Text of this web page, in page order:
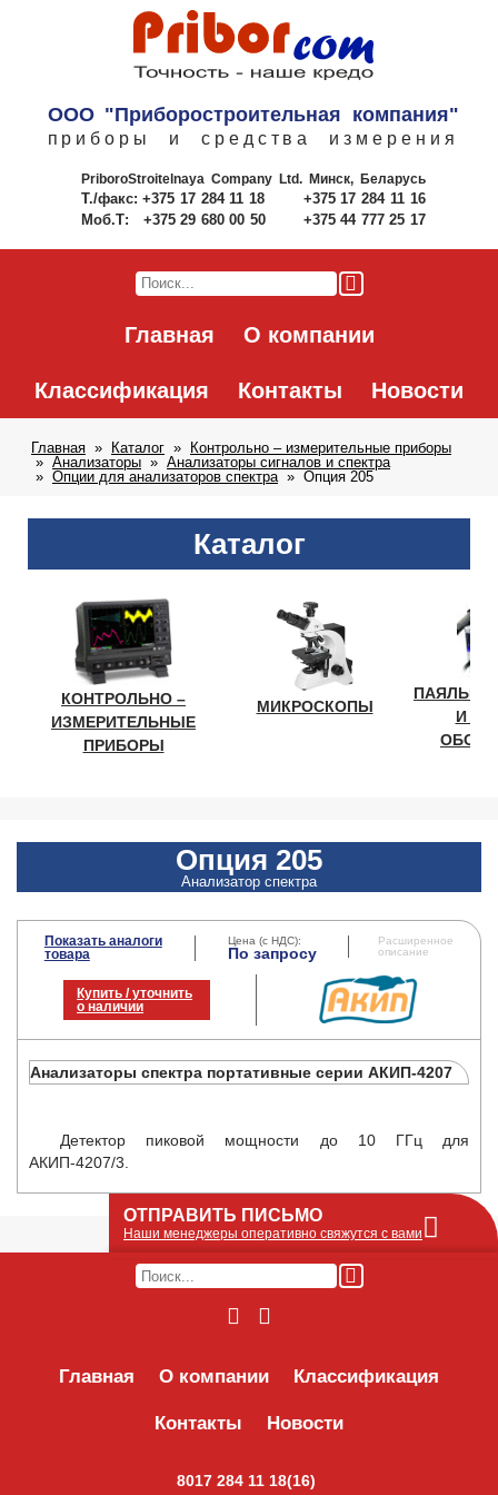
ООО "Приборостроительная компания"
приборы и средства измерения
PriboroStroitelnaya Company Ltd.Минск, Беларусь
Т./факс: +375 17 284 11 18
+375 17 284 11 16
Моб.Т:
+375 29 680 00 50 +375 44 777 25 17
Главная О компании
Классификация Контакты Новости
Главная Каталог
Контрольно – измерительные приборы
Анализаторы
Анализаторы сигналов и спектра
Опции для анализаторов спектра
Опция 205
Каталог
КОНТРОЛЬНО –
ИЗМЕРИТЕЛЬНЫЕ
ПРИБОРЫ
МИКРОСКОПЫ
И
Опция 205
Анализатор спектра
Показать аналоги
товара
Цена (с НДС):
По запросу
Расширенное
описание
Купить / уточнить
о наличии
Анализаторы спектра портативные серии АКИП-4207
Детектор пиковой мощности до 10 ГГц для
АКИП-4207/3.
Главная О компании Классификация
Контакты Новости
8017 284 11 18(16)
ОТПРАВИТЬ ПИСЬМО
Наши менеджеры оперативно свяжутся с вами
Оставьте Ваше сообщение или запрос по
его получим по e-mail и оперативно ответим!